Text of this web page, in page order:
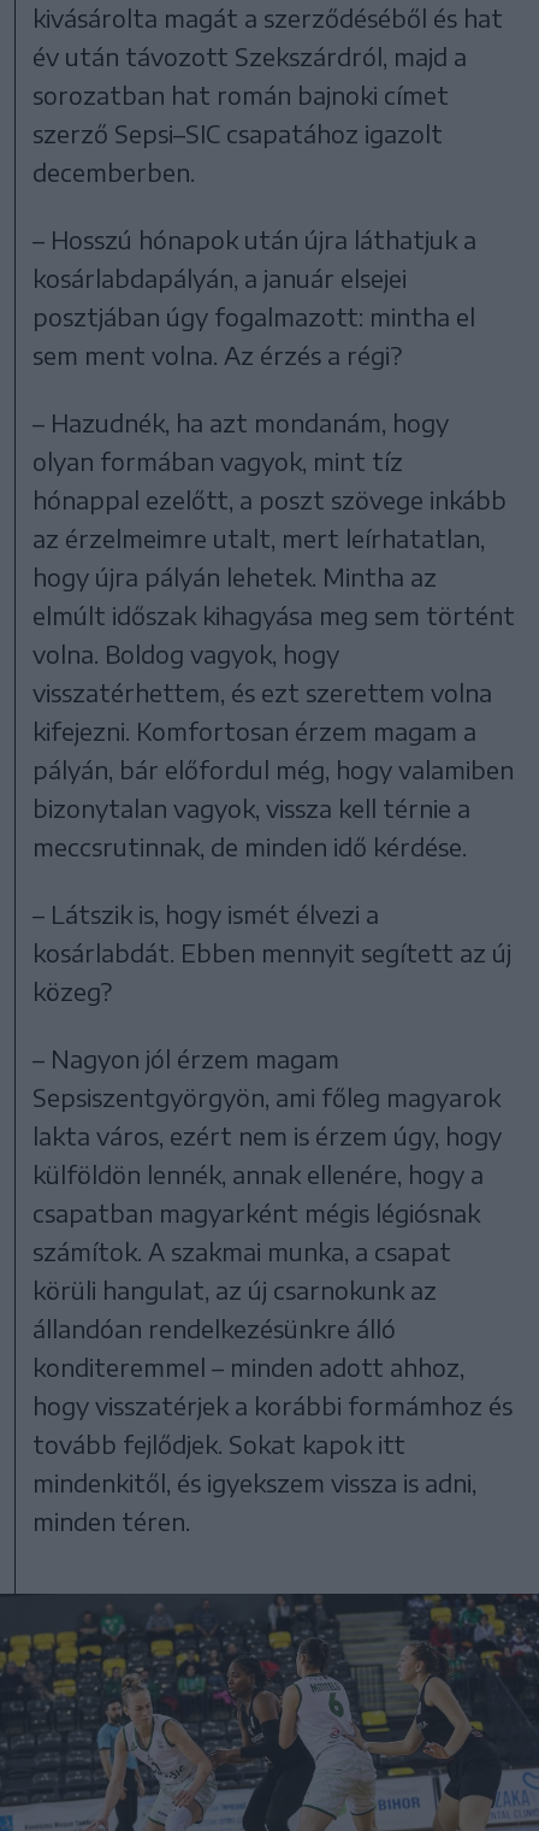
kivásárolta magát a szerződéséből és hat
év után távozott Szekszárdról, majd a
sorozatban hat román bajnoki címet
szerző Sepsi–SIC csapatához igazolt
decemberben.
– Hosszú hónapok után újra láthatjuk a
kosárlabdapályán, a január elsejei
posztjában úgy fogalmazott: mintha el
sem ment volna. Az érzés a régi?
– Hazudnék, ha azt mondanám, hogy
olyan formában vagyok, mint tíz
hónappal ezelőtt, a poszt szövege inkább
az érzelmeimre utalt, mert leírhatatlan,
hogy újra pályán lehetek. Mintha az
elmúlt időszak kihagyása meg sem történt
volna. Boldog vagyok, hogy
visszatérhettem, és ezt szerettem volna
kifejezni. Komfortosan érzem magam a
pályán, bár előfordul még, hogy valamiben
bizonytalan vagyok, vissza kell térnie a
meccsrutinnak, de minden idő kérdése.
– Látszik is, hogy ismét élvezi a
kosárlabdát. Ebben mennyit segített az új
közeg?
– Nagyon jól érzem magam
Sepsiszentgyörgyön, ami főleg magyarok
lakta város, ezért nem is érzem úgy, hogy
külföldön lennék, annak ellenére, hogy a
csapatban magyarként mégis légiósnak
számítok. A szakmai munka, a csapat
körüli hangulat, az új csarnokunk az
állandóan rendelkezésünkre álló
konditeremmel – minden adott ahhoz,
hogy visszatérjek a korábbi formámhoz és
tovább fejlődjek. Sokat kapok itt
mindenkitől, és igyekszem vissza is adni,
minden téren.